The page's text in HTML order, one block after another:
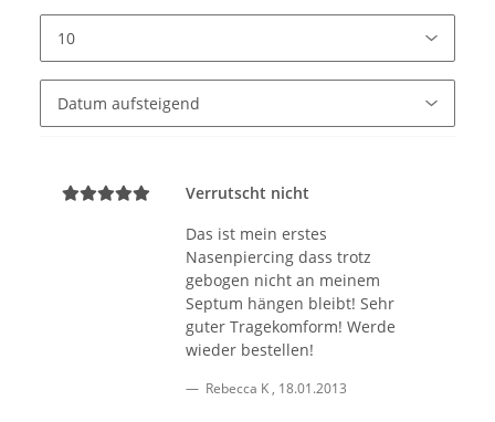
Verrutscht nicht
Das ist mein erstes
Nasenpiercing dass trotz
gebogen nicht an meinem
Septum hängen bleibt! Sehr
guter Tragekomform! Werde
wieder bestellen!
Rebecca K , 18.01.2013